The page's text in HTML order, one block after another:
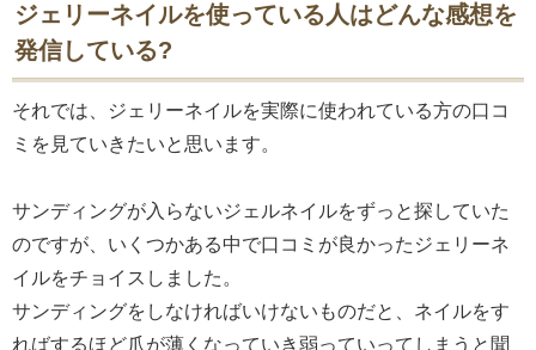
ジェリーネイルを使っている人はどんな感想を
発信している?
それでは、ジェリーネイルを実際に使われている方の口コ
ミを見ていきたいと思います。
サンディングが入らないジェルネイルをずっと探していた
のですが、いくつかある中で口コミが良かったジェリーネ
イルをチョイスしました。
サンディングをしなければいけないものだと、ネイルをす
ればするほど爪が薄くなっていき弱っていってしまうと聞